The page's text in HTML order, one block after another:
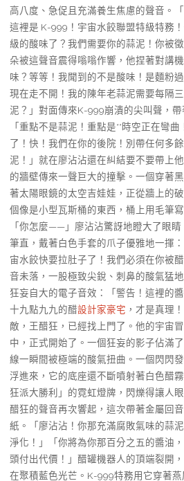
高八度、急促且充滿養生焦慮的聲音。
這裡是 K-999！宇宙水餃聯盟特級特務
級的酸味了？我們需要你的蒜泥！你被
朵被這聲音震得嗡嗡作響，他捏著對講
味？等等！我聞到的不是酸味！是麵粉
現在走不開！我的陳年老蒜泥需要每隔
泥？」對面傳來K-999崩潰的尖叫聲，帶
「重點不是蒜泥！重點是**時空正在彎
了！快！我們在你的後院！別帶任何多
泥！」就在廖沾沾還在糾結要不要帶上
的牆壁傳來一聲巨大的撞擊。一個穿著
著太陽眼鏡的太空吉娃娃，正從牆上的
個像是小型瓦斯桶的東西，桶上用毛筆
「你怎麼——」廖沾沾驚訝地瞪大了眼
筆直，戴著白色手套的爪子優雅地一揮
宙水餃快要拉肚子了！我們必須在你被
音未落，一股極致尖銳、刺鼻的酸氣猛
狂妄自大的電子音效：「警告！這裡的
十九點九九的醋設計家豪宅 ，才是真理
敵，王醋狂，已經找上門了。他的宇宙
中，正式開始了。一個狂妄的影子佔滿
線一瞬間被極端的酸氣扭曲。一個閃閃
浮進來，它的底座還不斷噴射著白色醋
狂派大勝利」的霓虹燈牌，閃爍得讓人
醋狂的聲音再次響起，這次帶著金屬回
紙。「廖沾沾！你那充滿腐敗氣味的蒜
淨化！」「你將為你那百分之五的醬油
頭付出代價！」醋罐機器人的頂端裂開
在聚積藍色光芒。K-999特務用它穿著